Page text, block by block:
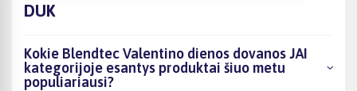
DUK
Kokie Blendtec Valentino dienos dovanos JAI
kategorijoje esantys produktai šiuo metu
populiariausi?